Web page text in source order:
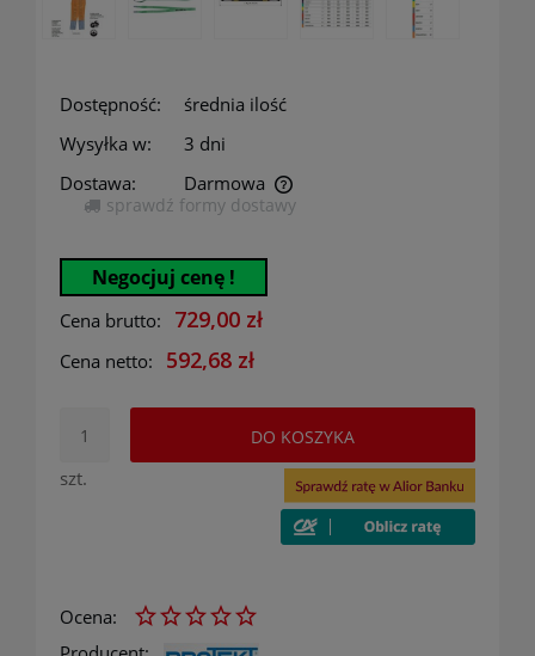
Dostępność:
średnia ilość
Wysyłka w:
3 dni
Dostawa:
Darmowa
Cena nie zawiera ewentualnych kosztów płatności
sprawdź formy dostawy
Negocjuj cenę !
Cena brutto: 729,00 zł
Cena netto: 592,68 zł
szt.
DO KOSZYKA
Ocena: